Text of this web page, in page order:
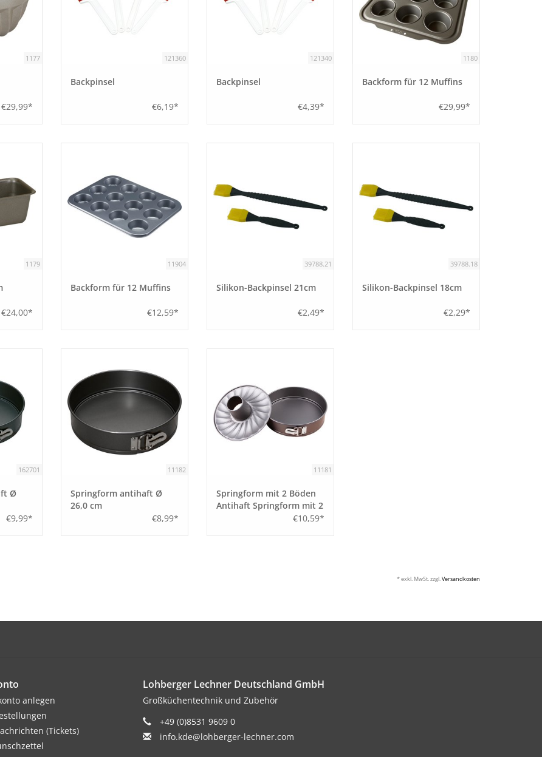
1177
€29,99*
121360
Backpinsel
€6,19*
121340
Backpinsel
€4,39*
1180
Backform für 12 Muffins
€29,99*
1179
€24,00*
11904
Backform für 12 Muffins
€12,59*
39788.21
Silikon-Backpinsel 21cm
€2,49*
39788.18
Silikon-Backpinsel 18cm
€2,29*
162701
Ø
€9,99*
11182
Springform antihaft Ø
26,0 cm
€8,99*
11181
Springform mit 2 Böden
Antihaft Springform mit 2
€10,59*
* exkl. MwSt. zzgl. Versandkosten
anlegen
(Tickets)
Lohberger Lechner Deutschland GmbH
Großküchentechnik und Zubehör
+49 (0)8531 9609 0
info.kde@lohberger-lechner.com